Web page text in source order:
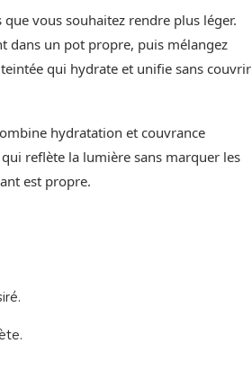
vous souhaitez rendre plus léger.
dans un pot propre, puis mélangez
qui hydrate et unifie sans couvrir
hydratation et couvrance
reflète la lumière sans marquer les
est propre.